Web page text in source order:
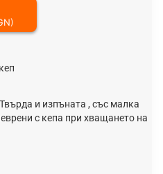
и изпъната , със малка
с кепа при хващането на